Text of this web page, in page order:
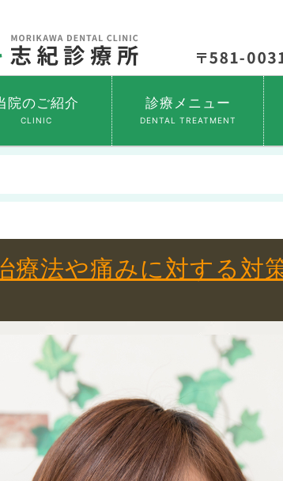
院のご紹介
CLINIC
診療メニュー
DENTAL TREATMENT
法や痛みに対する対